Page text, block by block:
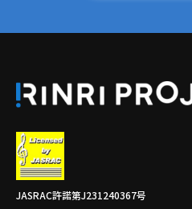
JASRAC許諾第J231240367号